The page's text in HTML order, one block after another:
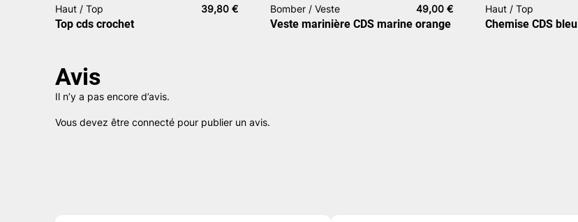
Haut / Top 39,80 €
Top cds crochet
Bomber / Veste 49,00 €
Veste marinière CDS marine orange
Haut / Top
Chemise CDS bleu
Avis
Il n’y a pas encore d’avis.
Vous devez être connecté pour publier un avis.